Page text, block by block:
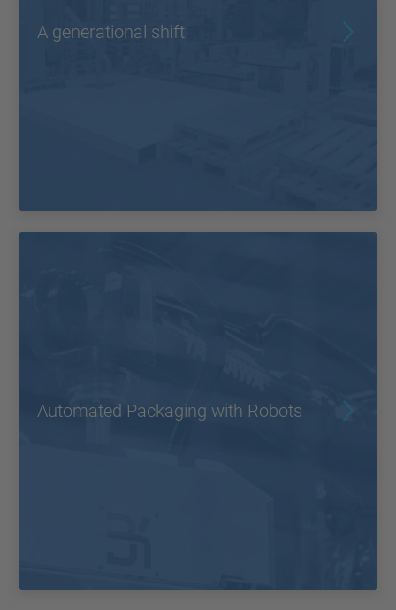
A generational shift
Automated Packaging with Robots